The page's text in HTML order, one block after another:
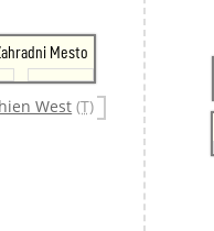
Mesto
West (T)